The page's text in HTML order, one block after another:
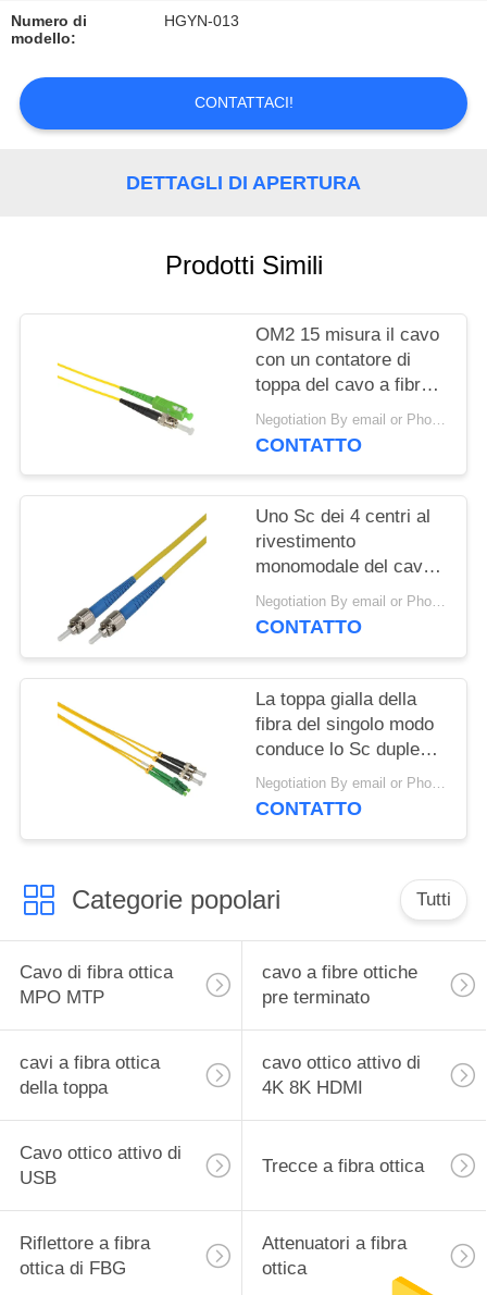
CONTATTICI
RICHIEDA
CITAZIONE
Numero di
modello:
HGYN-013
CONTATTACI!
DETTAGLI DI APERTURA
Prodotti Simili
OM2 15 misura il cavo
con un contatore di
toppa del cavo a fibre
ottiche di 3.0mm 3M
VF45 a LC misto
Negotiation By email or Phone Call MOQ:Dire di MOQ è 10pcs
CONTATTO
Uno Sc dei 4 centri al
rivestimento
monomodale del cavo
OS2 OD 3.0mm OFNP
della toppa della fibra
Negotiation By email or Phone Call MOQ:Dire di MOQ è 10pcs
CONTATTO
La toppa gialla della
fibra del singolo modo
conduce lo Sc duplex
LC del rivestimento i
10m 2.0mm di LSZH
Negotiation By email or Phone Call MOQ:Dire di MOQ è 10pcs
CONTATTO
Categorie popolari Tutti
Cavo di fibra ottica
MPO MTP
cavo a fibre ottiche
pre terminato
cavi a fibra ottica
della toppa
cavo ottico attivo di
4K 8K HDMI
Cavo ottico attivo di
USB
Trecce a fibra ottica
Riflettore a fibra
ottica di FBG
Attenuatori a fibra
ottica